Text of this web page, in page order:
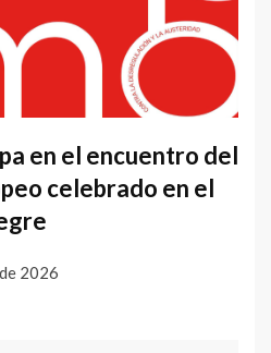
en el encuentro del
celebrado en el
2026